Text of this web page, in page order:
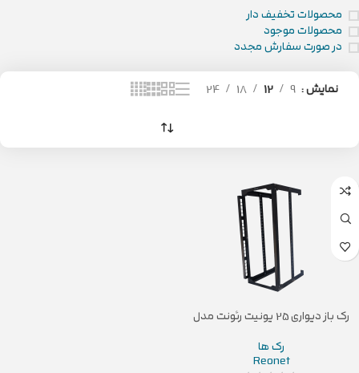
محصولات تخفیف دار
محصولات موجود
در صورت سفارش مجدد
نمایش 9
12
18
24
رک باز دیواری 25 یونیت رئونت مدل
رک ها
Reonet